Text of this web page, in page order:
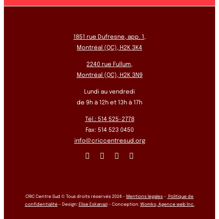
1851 rue Dufresne, app. 1,
Montréal (QC), H2K 3K4
2240 rue Fullum,
Montréal (QC), H2K 3N9
Lundi au vendredi
de 9h à 12h et 13h à 17h
Tél.: 514 525-2778
Fax: 514 523 0450
info@criccentresud.org
CRIC Centre Sud © Tous droits réservés 2024 – Mentions légales –
Politique de
confidentialité– Design: Elise Eskanazi– Conception: Womko, Agence web Inc.